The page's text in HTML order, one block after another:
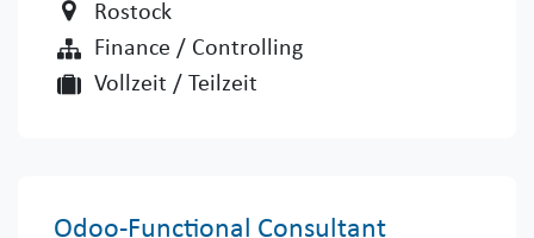
Rostock
Finance / Controlling
Vollzeit / Teilzeit
Odoo-Functional Consultant